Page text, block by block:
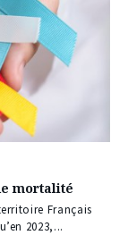
mortalité
Français
2023,...